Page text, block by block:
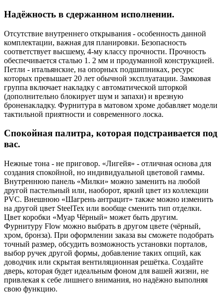
Надёжность в сдержанном исполнении.
Отсутствие внутреннего открывания - особенность данной
комплектации, важная для планировки. Безопасность
соответствует высшему, 4-му классу прочности. Прочность
обеспечивается сталью 1. 2 мм и продуманной конструкцией.
Петли - итальянские, на опорных подшипниках, ресурс
которых превышает 20 лет обычной эксплуатации. Замковая
группа включает накладку с автоматической шторкой
(дополнительно блокирует шум и запахи) и врезную
броненакладку. Фурнитура в матовом хроме добавляет модели
тактильной приятности и современного лоска.
Спокойная палитра, которая подстраивается под
вас.
Нежные тона - не приговор. «Лигейя» - отличная основа для
создания спокойной, но индивидуальной цветовой гаммы.
Внутреннюю панель «Милки» можно заменить на любой
другой пастельный или, наоборот, яркий цвет из коллекции
PVC. Внешнюю «Шагрень антрацит» также можно изменить
на другой цвет SteelTex или вообще сменить тип отделки.
Цвет коробки «Муар Чёрный» может быть другим.
Фурнитуру Flow можно выбрать в другом цвете (чёрный,
хром, бронза). При оформлении заказа вы сможете подобрать
точный размер, обсудить возможность установки порталов,
выбор ручек другой формы, добавление таких опций, как
доводчик или скрытая вентиляционная решётка. Создайте
дверь, которая будет идеальным фоном для вашей жизни, не
привлекая к себе лишнего внимания, но надёжно выполняя
свою функцию.